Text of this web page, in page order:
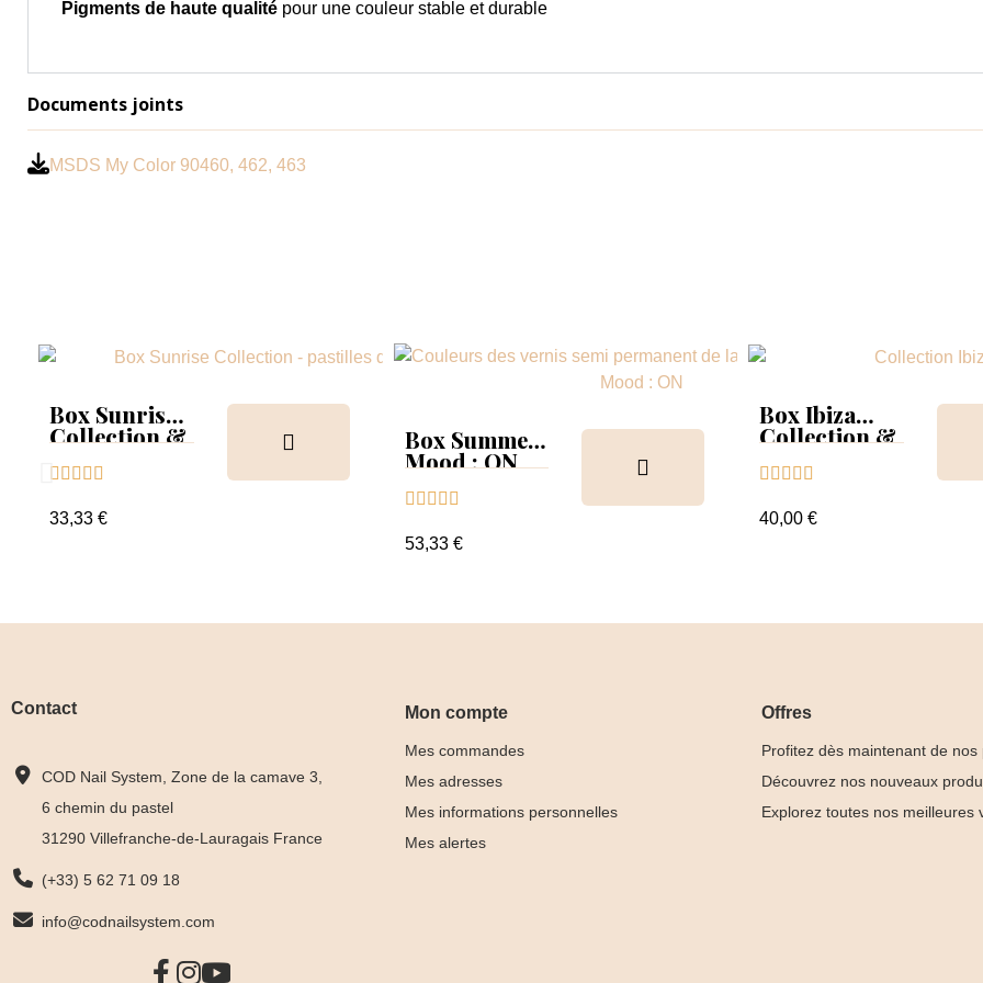
Pigments de haute qualité pour une couleur stable et durable
Documents joints
MSDS My Color 90460, 462, 463
Box Sunrise
Collection &
    
33,33 €
Box Summer
Mood : ON
Collection &
Tips+nuancier
    
53,33 €
Box Ibiza
Collection &
    
40,00 €
Collection
Contact
COD Nail System, Zone de la camave 3,
6 chemin du pastel
31290 Villefranche-de-Lauragais France
(+33) 5 62 71 09 18
info@codnailsystem.com
Mon compte
Mes commandes
Mes adresses
Mes informations personnelles
Mes alertes
Offres
Profitez dès maintenant de nos
Découvrez nos nouveaux
Explorez toutes nos meilleures